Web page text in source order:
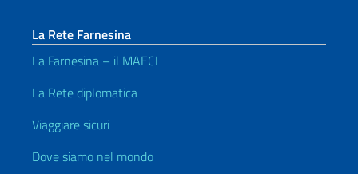
La Rete Farnesina
La Farnesina – il MAECI
La Rete diplomatica
Viaggiare sicuri
Dove siamo nel mondo